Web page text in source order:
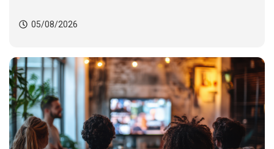
05/08/2026